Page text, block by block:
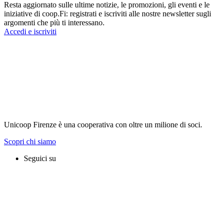
Resta aggiornato sulle ultime notizie, le promozioni, gli eventi e le
iniziative di coop.Fi: registrati e iscriviti alle nostre newsletter sugli
argomenti che più ti interessano.
Accedi e iscriviti
Unicoop Firenze è una cooperativa con oltre un milione di soci.
Scopri chi siamo
Seguici su